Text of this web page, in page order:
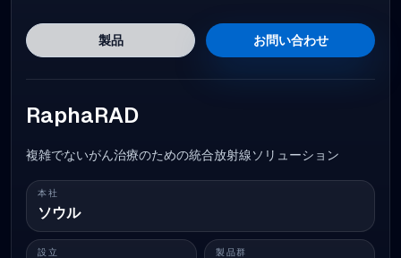
製品 お問い合わせ
RaphaRAD
複雑でないがん治療のための統合放射線ソリューション
本社
ソウル
設立 製品群